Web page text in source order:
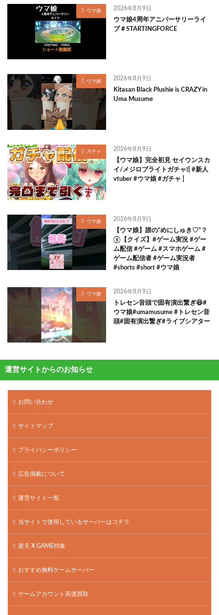
ウマ娘 2026年8月9日
ウマ娘4周年アニバーサリーライ
ブ＃STARTINGFORCE
ウマ娘 2026年8月9日
Kitasan Black Plushie is CRAZY in
Uma Musume
ガチャ 2026年8月9日
【ウマ娘】完全初見 セイウンスカ
イ/メジロブライトガチャ❕[ #新人
vtuber #ウマ娘 #ガチャ ]
ウマ娘 2026年8月9日
【ウマ娘】誰の”めにしゅき♡”？
⑤【クイズ】#ゲーム実況 #ゲー
ム配信 #ゲーム #スマホゲーム #
ゲーム配信者 #ゲーム実況者
#shorts #short #ウマ娘
ウマ娘 2026年8月9日
トレセン音頭で固有演出繋ぎ😆#
ウマ娘#umamusume #トレセン音
頭#固有演出繋ぎ#ライブシアター
運営サイトからのお知らせ
お問い合わせ
サイトマップ
プライバシーポリシー
広告掲載について
運営サイト一覧
当サイトで使用しているサーバーはコチラ
楽天 X GAME特集
おすすめ無料ゲームサーバー
ゲームアカウント高価買取